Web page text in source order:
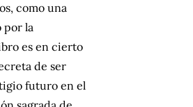
como una
por la
es en cierto
de ser
futuro en el